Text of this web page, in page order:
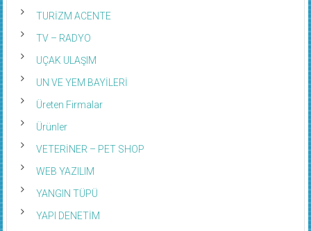
TURİZM ACENTE
TV – RADYO
UÇAK ULAŞIM
UN VE YEM BAYİLERİ
Üreten Firmalar
Ürünler
VETERİNER – PET SHOP
WEB YAZILIM
YANGIN TÜPÜ
YAPI DENETİM